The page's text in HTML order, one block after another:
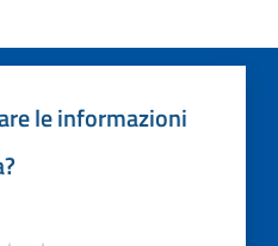
le informazioni